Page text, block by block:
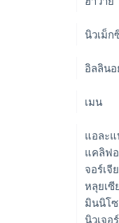
นิวเม็ก
อิลลิน
เมน
แอละแ
แคลิฟอ
จอร์เจี
หลุยเซี
มินนิโซ
นิวเจอ